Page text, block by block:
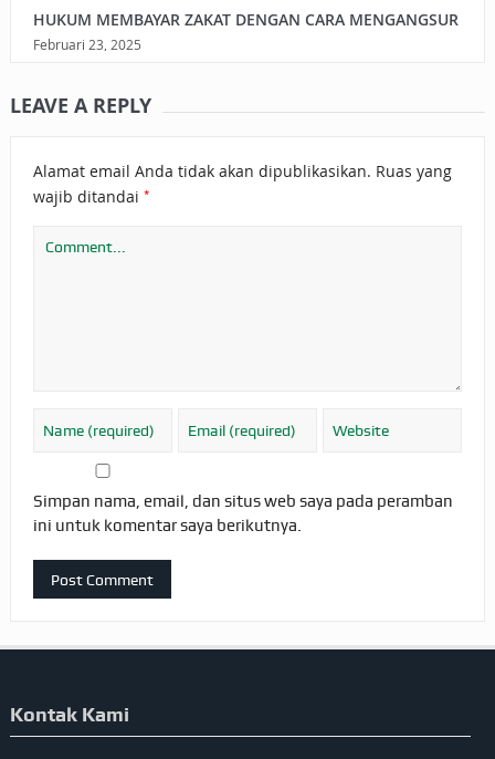
HUKUM MEMBAYAR ZAKAT DENGAN CARA MENGANGSUR
Februari 23, 2025
LEAVE A REPLY
Alamat email Anda tidak akan dipublikasikan. Ruas yang
wajib ditandai *
Simpan nama, email, dan situs web saya pada peramban
ini untuk komentar saya berikutnya.
Kontak Kami